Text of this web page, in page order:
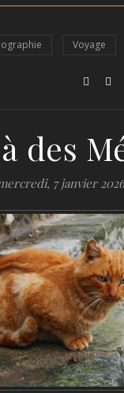
Voyage
des
7 janvier 2026